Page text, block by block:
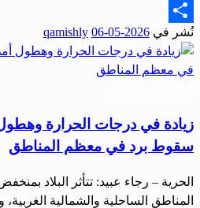
Email
Share
نُشر في 2026-05-06
qamishly
زيادة في درجات الحرارة
سقوط برد في معظم المناطق
الحرية – رجاء عبيد: تتأثر البلاد
المناطق الساحلية والشمالية